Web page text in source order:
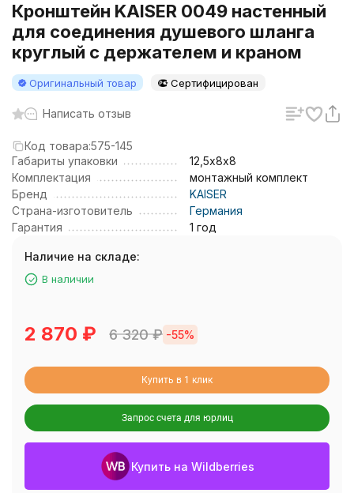
Кронштейн KAISER 0049 настенный
для соединения душевого шланга
круглый с держателем и краном
Оригинальный товар Сертифицирован
Написать отзыв
Код товара:575-145
Габариты упаковки
12,5х8х8
Комплектация
монтажный комплект
Бренд
KAISER
Страна-изготовитель
Германия
Гарантия
1 год
Наличие на складе:
В наличии
2 870 ₽ 6 320₽ -55%
Купить в 1 клик
Запрос счета для юрлиц
Купить на Wildberries